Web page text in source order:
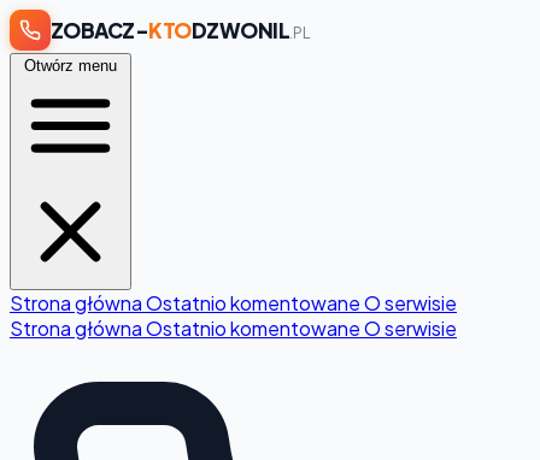
ZOBACZ-KTODZWONIL .PL
Otwórz menu
Strona głównaOstatnio komentowaneO serwisie
Strona głównaOstatnio komentowaneO serwisie